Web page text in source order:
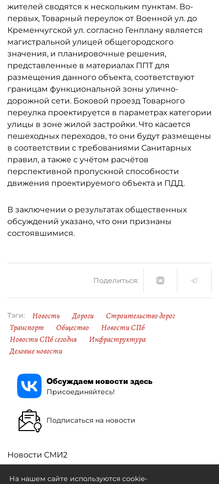
жителей сводятся к нескольким пунктам. Во-
первых, Товарный переулок от Военной ул. до
Кременчугской ул. согласно Генплану является
магистральной улицей общегородского
значения, и планировочные решения,
представленные в материалах ППТ для
размещения данного объекта, соответствуют
границам функциональной зоны улично-
дорожной сети. Боковой проезд Товарного
переулка проектируется в параметрах категории
улицы в зоне жилой застройки. Что касается
пешеходных переходов, то они будут размещены
в соответствии с требованиями Санитарных
правил, а также с учётом расчётов
перспективной пропускной способности
движения проектируемого объекта и ПДД.
В заключении о результатах общественных
обсуждений указано, что они признаны
состоявшимися.
Поделиться:
Тэги: Новость Дороги
Строительство дорог
Транспорт
Общество
Новости СПб
Новости СПб сегодня
Инфраструктура
Деловые новости
Обсуждаем новости здесь
Присоединяйтесь!
Подписаться на новости
Новости СМИ2
На нашем сайте используются cookie-